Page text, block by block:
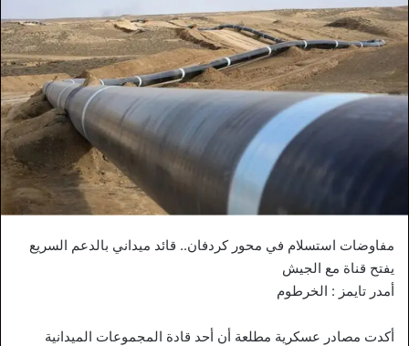
مفاوضات استسلام في محور كردفان.. قائد ميداني بالدعم السريع
يفتح قناة مع الجيش
أمدر تايمز : الخرطوم
أكدت مصادر عسكرية مطلعة أن أحد قادة المجموعات الميدانية